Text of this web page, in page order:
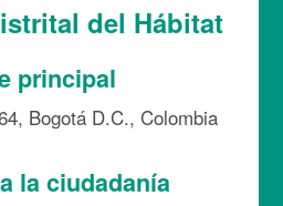
del Hábitat
principal
Bogotá D.C., Colombia
la ciudadanía